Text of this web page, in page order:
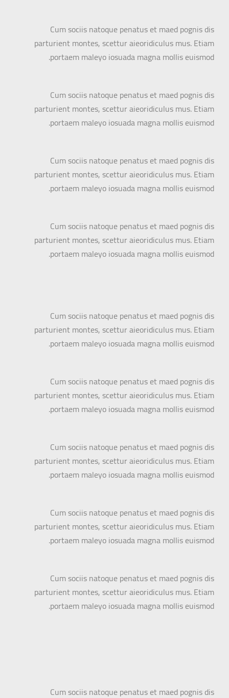
Cum sociis natoque penatus et maed pognis dis
parturient montes, scettur aieoridiculus mus. Etiam
portaem maleyo iosuada magna mollis euismod.
Cum sociis natoque penatus et maed pognis dis
parturient montes, scettur aieoridiculus mus. Etiam
portaem maleyo iosuada magna mollis euismod.
Cum sociis natoque penatus et maed pognis dis
parturient montes, scettur aieoridiculus mus. Etiam
portaem maleyo iosuada magna mollis euismod.
Cum sociis natoque penatus et maed pognis dis
parturient montes, scettur aieoridiculus mus. Etiam
portaem maleyo iosuada magna mollis euismod.
Cum sociis natoque penatus et maed pognis dis
parturient montes, scettur aieoridiculus mus. Etiam
portaem maleyo iosuada magna mollis euismod.
Cum sociis natoque penatus et maed pognis dis
parturient montes, scettur aieoridiculus mus. Etiam
portaem maleyo iosuada magna mollis euismod.
Cum sociis natoque penatus et maed pognis dis
parturient montes, scettur aieoridiculus mus. Etiam
portaem maleyo iosuada magna mollis euismod.
Cum sociis natoque penatus et maed pognis dis
parturient montes, scettur aieoridiculus mus. Etiam
portaem maleyo iosuada magna mollis euismod.
Cum sociis natoque penatus et maed pognis dis
parturient montes, scettur aieoridiculus mus. Etiam
portaem maleyo iosuada magna mollis euismod.
Cum sociis natoque penatus et maed pognis dis